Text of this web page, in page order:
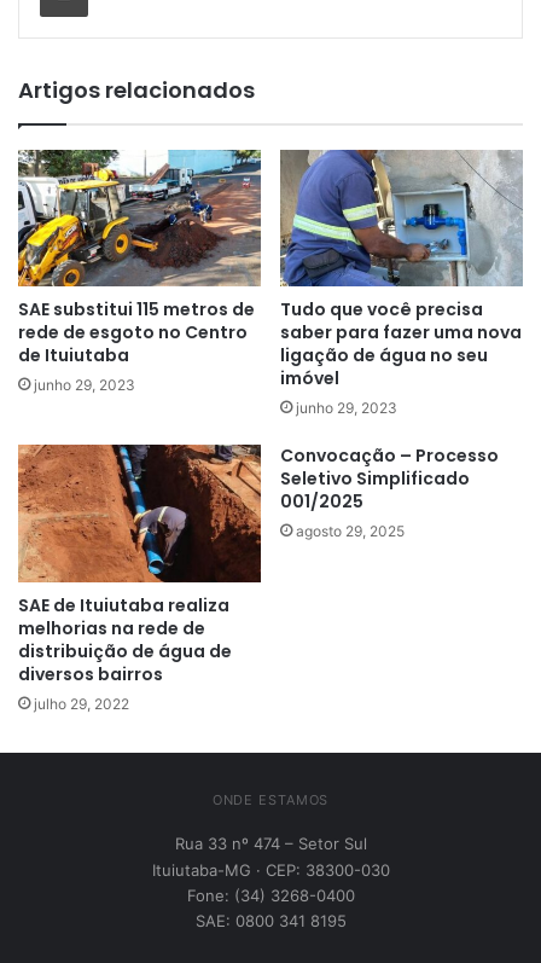
Artigos relacionados
SAE substitui 115 metros de
rede de esgoto no Centro
de Ituiutaba
junho 29, 2023
Tudo que você precisa
saber para fazer uma nova
ligação de água no seu
imóvel
junho 29, 2023
SAE de Ituiutaba realiza
melhorias na rede de
distribuição de água de
diversos bairros
julho 29, 2022
Convocação – Processo
Seletivo Simplificado
001/2025
agosto 29, 2025
ONDE ESTAMOS
Rua 33 nº 474 – Setor Sul
Ituiutaba-MG · CEP: 38300-030
Fone: (34) 3268-0400
SAE: 0800 341 8195